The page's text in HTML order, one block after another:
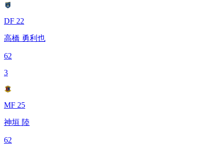
DF 22
高橋 勇利也
62
3
MF 25
神垣 陸
62